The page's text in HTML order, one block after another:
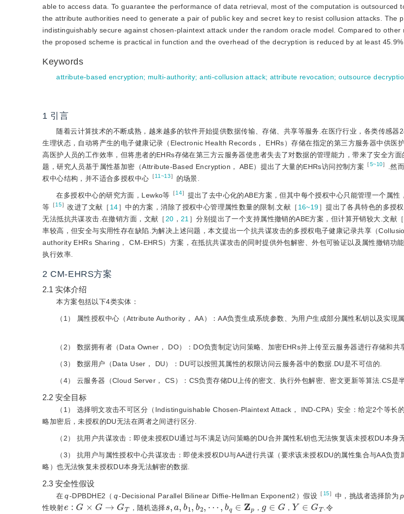
able to access data. To guarantee the performance of data retrieval, most of the computation is outsourced
the attribute authorities need to generate a pair of public key and secret key to resist collusion attacks. The
indistinguishably secure against chosen-plaintext attack under the random oracle model. Compared to other
the proposed scheme is practical in function and the overhead of the decryption is reduced by at least 45.9%.
Keywords
attribute-based encryption; multi-authority;anti-collusion attack; attribute revocation;outsource
1 引言
随着云计算技术的不断成熟，越来越多的软件开始提供数据传输、存储、共享等服务.在医疗行业，各类传感器
生理状态，自动将产生的电子健康记录（Electronic Health Records， EHRs）存储在指定的第三方服务器中供医
高医护人员的工作效率，但将患者的EHRs存储在第三方云服务器使患者失去了对数据的管理能力，带来了安全方面
题，研究人员基于属性基加密（Attribute-Based Encryption， ABE）提出了大量的EHRs访问控制方案
［5~10］
.然
权中心结构，并不适合多授权中心 ［11~13］ 的场景.
在多授权中心的研究方面，Lewko等 ［14］ 提出了去中心化的ABE方案，但其中每个授权中心只能管理一个属
等 ［15］改进了文献［ 14］中的方案，消除了授权中心管理属性数量的限制.文献［ 16~19］提出了各具特色的多授
无法抵抗共谋攻击.在撤销方面，文献［ 20 ， 21 ］分别提出了一个支持属性撤销的ABE方案，但计算开销较大.文献［
率较高，但安全与实用性存在缺陷.为解决上述问题，本文提出一个抗共谋攻击的多授权电子健康记录共享（
authority EHRs Sharing， CM-EHRS）方案，在抵抗共谋攻击的同时提供外包解密、外包可验证以及属性撤销功
执行效率.
2 CM-EHRS方案
2.1 实体介绍
本方案包括以下4类实体：
（1） 属性授权中心（Attribute Authority， AA）：AA负责生成系统参数、为用户生成部分属性私钥以及实现
（2） 数据拥有者（Data Owner， DO）：DO负责制定访问策略、加密EHRs并上传至云服务器进行存储和共
（3） 数据用户（Data User， DU）：DU可以按照其属性的权限访问云服务器中的数据.DU是不可信的.
（4） 云服务器（Cloud Server， CS）：CS负责存储DU上传的密文、执行外包解密、密文更新等算法.CS是
2.2 安全目标
（1） 选择明文攻击不可区分（Indistinguishable Chosen-Plaintext Attack， IND-CPA）安全：给定2个等长
略加密后，未授权的DU无法在两者之间进行区分.
（2） 抗用户共谋攻击：即使未授权DU通过与不满足访问策略的DU合并属性私钥也无法恢复该未授权DU本身
（3） 抗用户与属性授权中心共谋攻击：即使未授权DU与AA进行共谋（要求该未授权DU的属性集合与AA负
略）也无法恢复未授权DU本身无法解密的数据.
2.3 安全性假设
在q-DPBDHE2（ q-Decisional Parallel Bilinear Diffie-Hellman Exponent2）假设 ［ 15］ 中，挑战者选择阶为 p
性映射
e G× → T
，随机选择
b b b Zp
，
∈ G
，
Y∈GT
.令